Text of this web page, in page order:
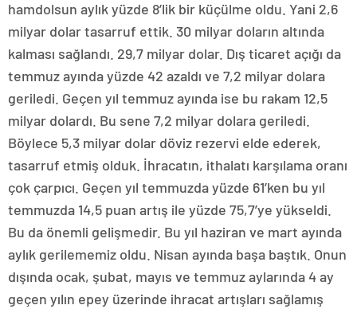
hamdolsun aylık yüzde 8’lik bir küçülme oldu. Yani 2,6
milyar dolar tasarruf ettik. 30 milyar doların altında
kalması sağlandı. 29,7 milyar dolar. Dış ticaret açığı da
temmuz ayında yüzde 42 azaldı ve 7,2 milyar dolara
geriledi. Geçen yıl temmuz ayında ise bu rakam 12,5
milyar dolardı. Bu sene 7,2 milyar dolara geriledi.
Böylece 5,3 milyar dolar döviz rezervi elde ederek,
tasarruf etmiş olduk. İhracatın, ithalatı karşılama oranı
çok çarpıcı. Geçen yıl temmuzda yüzde 61’ken bu yıl
temmuzda 14,5 puan artış ile yüzde 75,7’ye yükseldi.
Bu da önemli gelişmedir. Bu yıl haziran ve mart ayında
aylık gerilememiz oldu. Nisan ayında başa baştık. Onun
dışında ocak, şubat, mayıs ve temmuz aylarında 4 ay
geçen yılın epey üzerinde ihracat artışları sağlamış